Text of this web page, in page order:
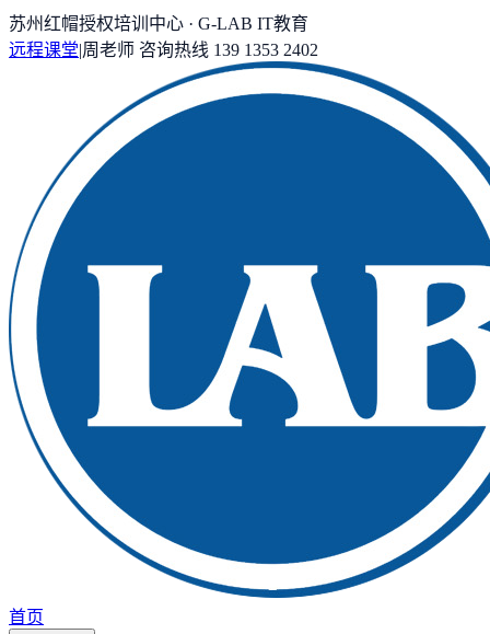
苏州红帽授权培训中心 · G-LAB IT教育
远程课堂|周老师 咨询热线 139 1353 2402
首页